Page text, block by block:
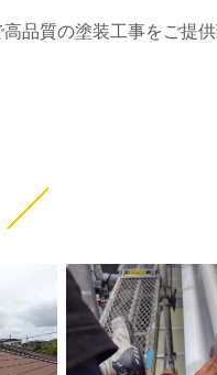
品質の塗装工事をご提供